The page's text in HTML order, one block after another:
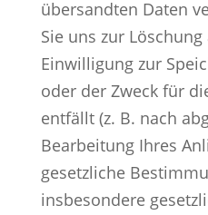
übersandten Daten
Sie uns zur
Einwilligung zur
oder der Zweck für
entfällt (z. B. nach
Bearbeitung Ihres
gesetzliche
insbesondere